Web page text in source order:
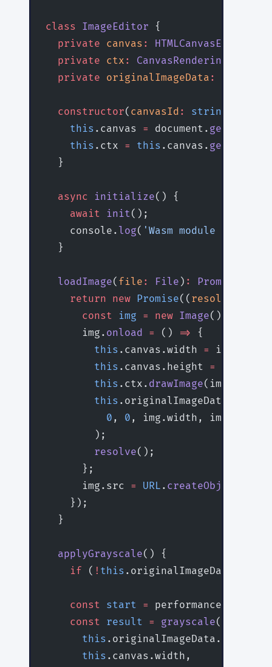
class ImageEditor {
  private
canvas : HTMLCanvasElement
  private
ctx :
  private
originalImageData :
  constructor
( canvasId : string
    this
.canvas = document.
    this
.ctx = this .canvas. getContext
  }
  async
initialize() {
    await
init();
    console.
log( 'Wasm module loaded'
  }
  loadImage
( file : File ) : Promise
    return
new Promise(( resolve
      const
img = new Image();
      img.
onload = () => {
        this
.canvas.width =
        this
.canvas.height =
        this
.ctx. drawImage(img,
        this
.originalImageData
          0
, 0 , img.width, img.height
        );
        resolve
();
      };
      img.src
= URL . createObjectURL
    });
  }
  applyGrayscale
() {
    if
( ! this .originalImageData)
    const
start = performance.
    const
result = grayscale(
      this
.originalImageData.data,
      this
.canvas.width,